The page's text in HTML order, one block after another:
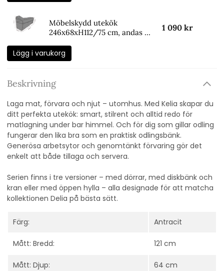
Möbelskydd utekök
246x68xH112/75 cm, andas -
1 090 kr
Lägg i varukorg
Beskrivning
Laga mat, förvara och njut – utomhus. Med Kelia skapar du
ditt perfekta utekök: smart, stilrent och alltid redo för
matlagning under bar himmel. Och för dig som gillar odling
fungerar den lika bra som en praktisk odlingsbänk.
Generösa arbetsytor och genomtänkt förvaring gör det
enkelt att både tillaga och servera.
Serien finns i tre versioner – med dörrar, med diskbänk och
kran eller med öppen hylla – alla designade för att matcha
kollektionen Delia på bästa sätt.
Färg: Antracit
Mått: Bredd: 121 cm
Mått: Djup: 64 cm